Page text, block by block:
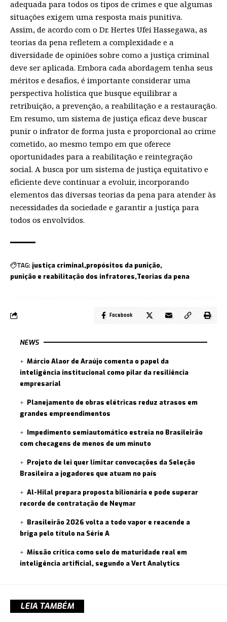
adequada para todos os tipos de crimes e que algumas
situações exigem uma resposta mais punitiva.
Assim, de acordo com o Dr. Hertes Ufei Hassegawa, as
teorias da pena refletem a complexidade e a
diversidade de opiniões sobre como a justiça criminal
deve ser aplicada. Embora cada abordagem tenha seus
méritos e desafios, é importante considerar uma
perspectiva holística que busque equilibrar a
retribuição, a prevenção, a reabilitação e a restauração.
Em resumo, um sistema de justiça eficaz deve buscar
punir o infrator de forma justa e proporcional ao crime
cometido, ao mesmo tempo em que oferece
oportunidades para a reabilitação e reintegração
social. A busca por um sistema de justiça equitativo e
eficiente deve continuar a evoluir, incorporando
elementos das diversas teorias da pena para atender às
necessidades da sociedade e garantir a justiça para
todos os envolvidos.
TAG: justiça criminal propósitos da punição
punição e reabilitação dos infratores Teorias da pena
Facebook
NEWS
Márcio Alaor de Araújo comenta o papel da
inteligência institucional como pilar da resiliência
empresarial
Planejamento de obras elétricas reduz atrasos em
grandes empreendimentos
Impedimento semiautomático estreia no Brasileirão
com checagens de menos de um minuto
Projeto de lei quer limitar convocações da Seleção
Brasileira a jogadores que atuam no país
Al-Hilal prepara proposta bilionária e pode superar
recorde de contratação de Neymar
Brasileirão 2026 volta a todo vapor e reacende a
briga pelo título na Série A
Missão crítica como selo de maturidade real em
inteligência artificial, segundo a Vert Analytics
LEIA TAMBÉM